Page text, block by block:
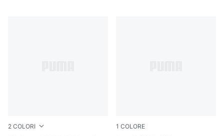
2 COLORI 1 COLORE